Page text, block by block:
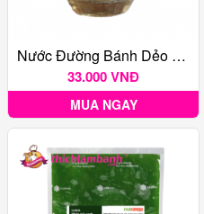
Nước Đường Bánh Dẻo Classy (Giảm Ngọt) 500g
33.000 VNĐ
MUA NGAY